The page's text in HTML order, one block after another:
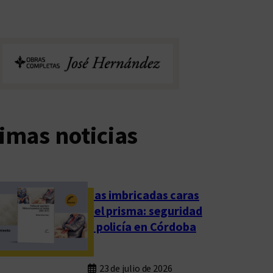
noticias
Las imbricadas caras
del prisma: seguridad
y policía en Córdoba
23 de julio de 2026